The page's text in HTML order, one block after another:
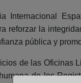
Internacional
reforzar la
pública y
de las Oficinas
de los